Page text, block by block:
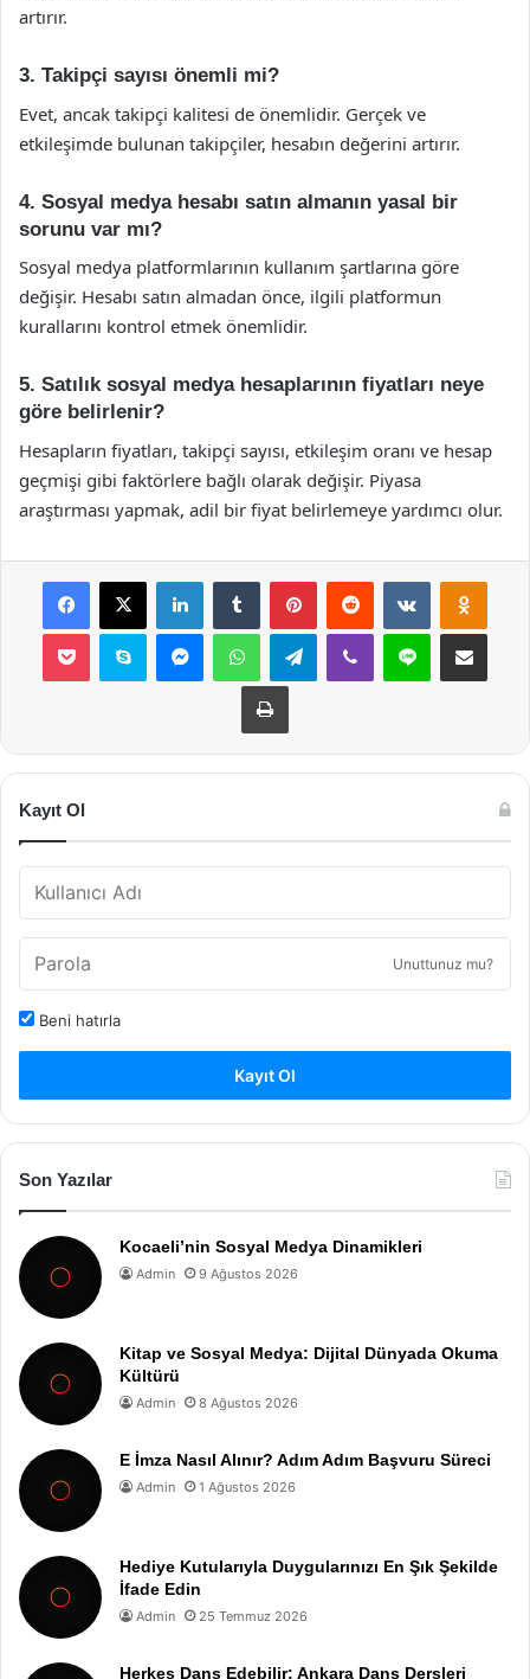
artırır.
3. Takipçi sayısı önemli mi?
Evet, ancak takipçi kalitesi de önemlidir. Gerçek ve
etkileşimde bulunan takipçiler, hesabın değerini artırır.
4. Sosyal medya hesabı satın almanın yasal bir
sorunu var mı?
Sosyal medya platformlarının kullanım şartlarına göre
değişir. Hesabı satın almadan önce, ilgili platformun
kurallarını kontrol etmek önemlidir.
5. Satılık sosyal medya hesaplarının fiyatları neye
göre belirlenir?
Hesapların fiyatları, takipçi sayısı, etkileşim oranı ve hesap
geçmişi gibi faktörlere bağlı olarak değişir. Piyasa
araştırması yapmak, adil bir fiyat belirlemeye yardımcı olur.
Facebook
X LinkedInTumblr PinterestReddit VKontakte
Pocket Skype MessengerWhatsAppTelegramViber Line E-Posta ile
Yazdır
Kayıt Ol
Unuttunuz mu?
Beni hatırla
Kayıt Ol
Son Yazılar
Kocaeli’nin Sosyal Medya Dinamikleri
Admin 9 Ağustos 2026
Kitap ve Sosyal Medya: Dijital Dünyada Okuma
Kültürü
Admin 8 Ağustos 2026
E İmza Nasıl Alınır? Adım Adım Başvuru Süreci
Admin 1 Ağustos 2026
Hediye Kutularıyla Duygularınızı En Şık Şekilde
İfade Edin
Admin 25 Temmuz 2026
Herkes Dans Edebilir: Ankara Dans Dersleri